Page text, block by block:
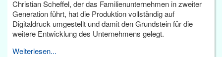
Christian Scheffel, der das Familienunternehmen in zweiter
Generation führt, hat die Produktion vollständig auf
Digitaldruck umgestellt und damit den Grundstein für die
weitere Entwicklung des Unternehmens gelegt.
Weiterlesen...